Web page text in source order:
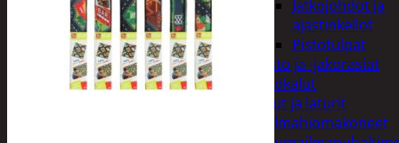
Jatkojohdot ja
ajastinkellot
Pistotulpat
Pisto ja -jakorasiat
Sähkötyökalut
Akut ja laturit
Kulmahiomakoneet